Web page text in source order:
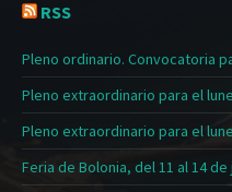
RSS
Pleno ordinario. Convocatoria
Pleno extraordinario para el
Pleno extraordinario para el
Feria de Bolonia, del 11 al 14 de